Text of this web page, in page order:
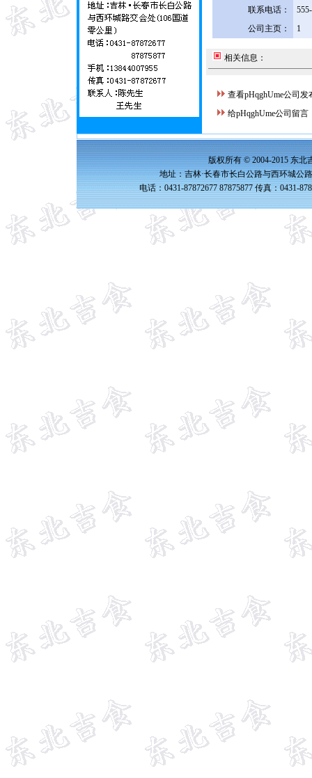
联系电话：
公司主页：
1
相关信息：
查看pHqghUme公司发
给pHqghUme公司留言
版权所有 © 2004-2015 东北
地址：吉林·长春市长白公路与西环城公
电话：0431-87872677 87875877 传真：0431-